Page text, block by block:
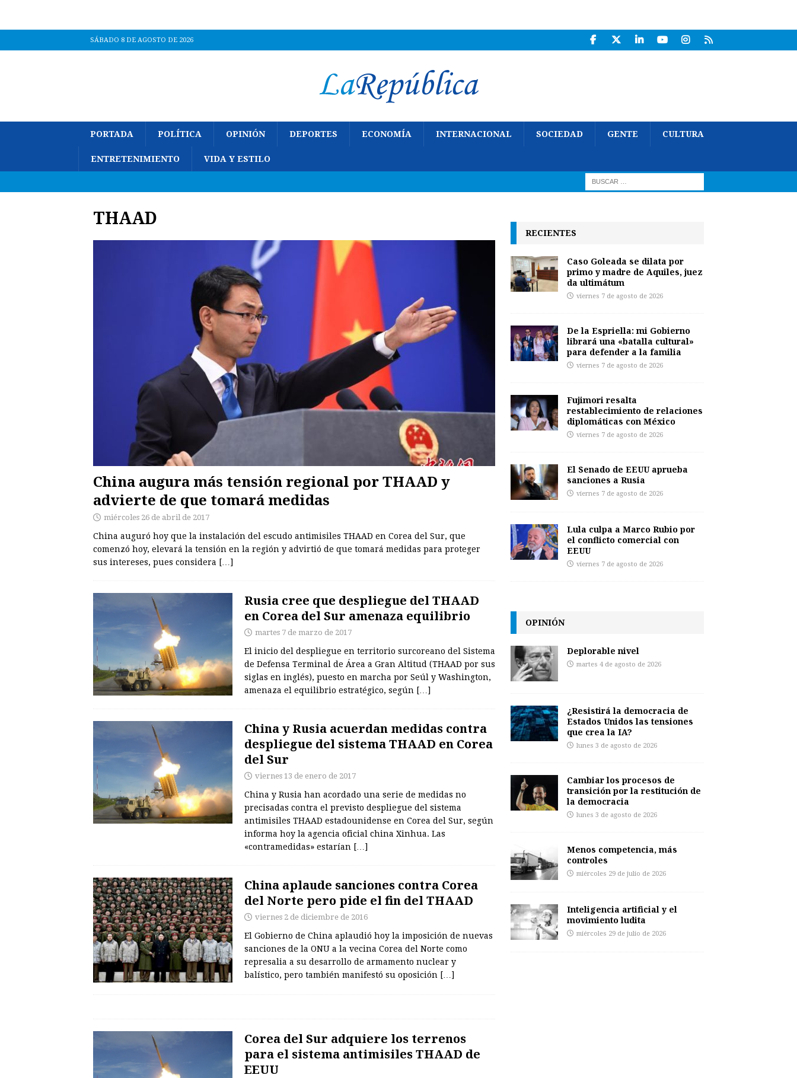
SÁBADO 8 DE AGOSTO DE 2026
PORTADA POLÍTICA OPINIÓN DEPORTES ECONOMÍA INTERNACIONAL SOCIEDAD GENTE CULTURA
ENTRETENIMIENTO VIDA Y ESTILO
THAAD
China augura más tensión regional por THAAD y
advierte de que tomará medidas
miércoles 26 de abril de 2017
China auguró hoy que la instalación del escudo antimisiles THAAD en Corea del Sur, que
comenzó hoy, elevará la tensión en la región y advirtió de que tomará medidas para proteger
sus intereses, pues considera […]
Rusia cree que despliegue del THAAD
en Corea del Sur amenaza equilibrio
martes 7 de marzo de 2017
El inicio del despliegue en territorio surcoreano del Sistema
de Defensa Terminal de Área a Gran Altitud (THAAD por sus
siglas en inglés), puesto en marcha por Seúl y Washington,
amenaza el equilibrio estratégico, según […]
China y Rusia acuerdan medidas contra
despliegue del sistema THAAD en Corea
del Sur
viernes 13 de enero de 2017
China y Rusia han acordado una serie de medidas no
precisadas contra el previsto despliegue del sistema
antimisiles THAAD estadounidense en Corea del Sur, según
informa hoy la agencia oficial china Xinhua. Las
«contramedidas» estarían […]
China aplaude sanciones contra Corea
del Norte pero pide el fin del THAAD
viernes 2 de diciembre de 2016
El Gobierno de China aplaudió hoy la imposición de nuevas
sanciones de la ONU a la vecina Corea del Norte como
represalia a su desarrollo de armamento nuclear y
balístico, pero también manifestó su oposición […]
Corea del Sur adquiere los terrenos
para el sistema antimisiles THAAD de
EEUU
RECIENTES
Caso Goleada se dilata por
primo y madre de Aquiles, juez
da ultimátum
viernes 7 de agosto de 2026
De la Espriella: mi Gobierno
librará una «batalla cultural»
para defender a la familia
viernes 7 de agosto de 2026
Fujimori resalta
restablecimiento de relaciones
diplomáticas con México
viernes 7 de agosto de 2026
El Senado de EEUU aprueba
sanciones a Rusia
viernes 7 de agosto de 2026
Lula culpa a Marco Rubio por
el conflicto comercial con
EEUU
viernes 7 de agosto de 2026
OPINIÓN
Deplorable nivel
martes 4 de agosto de 2026
¿Resistirá la democracia de
Estados Unidos las tensiones
que crea la IA?
lunes 3 de agosto de 2026
Cambiar los procesos de
transición por la restitución de
la democracia
lunes 3 de agosto de 2026
Menos competencia, más
controles
miércoles 29 de julio de 2026
Inteligencia artificial y el
movimiento ludita
miércoles 29 de julio de 2026